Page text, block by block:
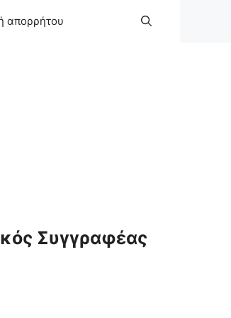
απορρήτου
Συγγραφέας